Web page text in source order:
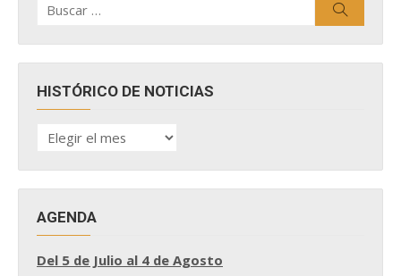
por:
HISTÓRICO DE NOTICIAS
HISTÓRICO
DE
AGENDA
Del 5 de Julio al 4 de Agosto